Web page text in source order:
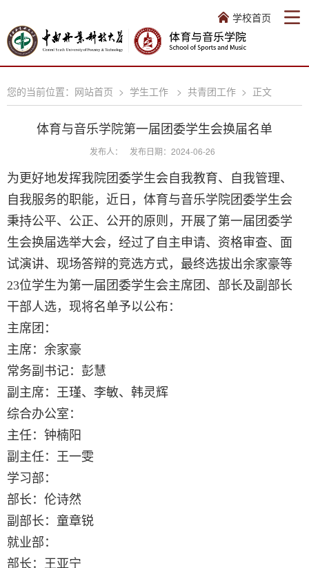
学校首页
您的当前位置： 网站首页 > 学生工作 > 共青团工作 > 正文
体育与音乐学院第一届团委学生会换届名单
发布人： 发布日期：2024-06-26
为更好地发挥我院团委学生会自我教育、自我管理、
自我服务的职能，近日，体育与音乐学院团委学生会
秉持公平、公正、公开的原则，开展了第一届团委学
生会换届选举大会，经过了自主申请、资格审查、面
试演讲、现场答辩的竞选方式，最终选拔出余家豪等
23位学生为第一届团委学生会主席团、部长及副部长
干部人选，现将名单予以公布：
主席团：
主席：余家豪
常务副书记：彭慧
副主席：王瑾、李敏、韩灵辉
综合办公室：
主任：钟楠阳
副主任：王一雯
学习部：
部长：伦诗然
副部长：童章锐
就业部：
部长：王亚宁